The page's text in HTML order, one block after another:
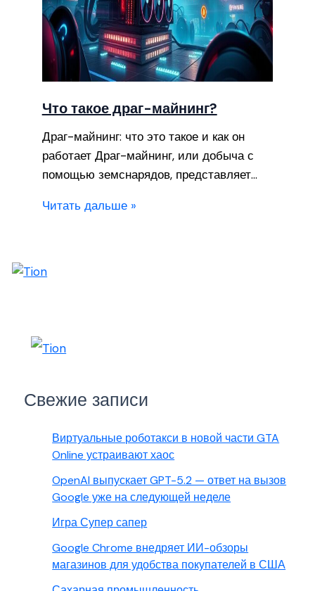
Что такое драг-майнинг?
Драг-майнинг: что это такое и как он
работает Драг-майнинг, или добыча с
помощью земснарядов, представляет…
Читать дальше »
Свежие записи
Виртуальные роботакси в новой части GTA
Online устраивают хаос
OpenAI выпускает GPT-5.2 — ответ на вызов
Google уже на следующей неделе
Игра Супер сапер
Google Chrome внедряет ИИ-обзоры
магазинов для удобства покупателей в США